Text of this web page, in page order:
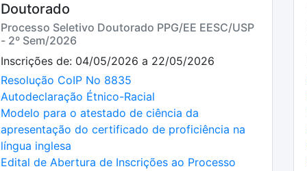
Doutorado
Processo Seletivo Doutorado PPG/EE EESC/USP
- 2º Sem/2026
Inscrições de: 04/05/2026 a 22/05/2026
Resolução CoIP No 8835
Autodeclaração Étnico-Racial
Modelo para o atestado de ciência da
apresentação do certificado de proficiência na
língua inglesa
Edital de Abertura de Inscrições ao Processo